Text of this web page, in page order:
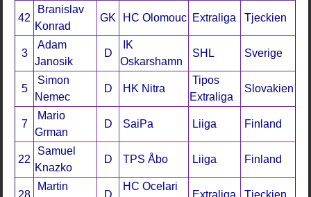
42
Branislav
Konrad
GK HC Olomouc Extraliga Tjeckien
3
Adam
Janosik
D
IK
Oskarshamn
SHL Sverige
5
Simon
Nemec
D HK Nitra
Tipos
Extraliga
Slovakien
7
Mario
Grman
D SaiPa Liiga Finland
22
Samuel
Knazko
D TPS Åbo Liiga Finland
28
Martin
D
HC Ocelari
Extraliga Tjeckien